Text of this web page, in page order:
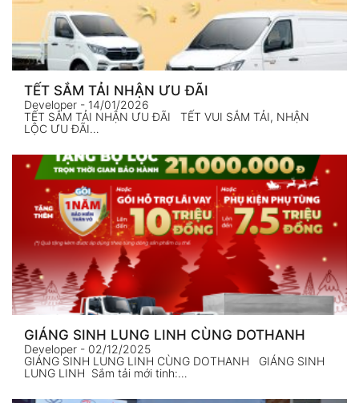
TẾT SẮM TẢI NHẬN ƯU ĐÃI
Developer - 14/01/2026
TẾT SẮM TẢI NHẬN ƯU ĐÃI TẾT VUI SẮM TẢI, NHẬN
LỘC ƯU ĐÃI…
GIÁNG SINH LUNG LINH CÙNG DOTHANH
Developer - 02/12/2025
GIÁNG SINH LUNG LINH CÙNG DOTHANH GIÁNG SINH
LUNG LINH Sắm tải mới tinh:…